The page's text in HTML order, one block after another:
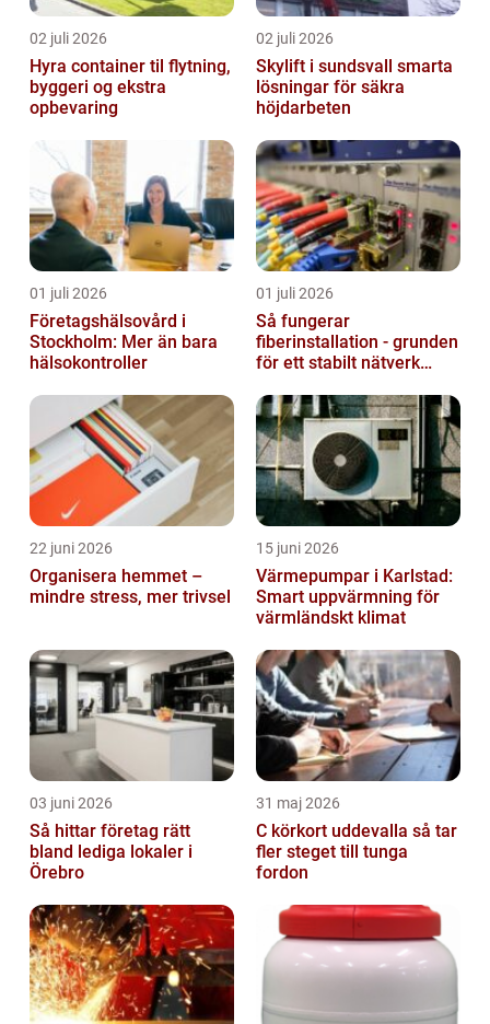
02 juli 2026
Hyra container til flytning,
byggeri og ekstra
opbevaring
02 juli 2026
Skylift i sundsvall smarta
lösningar för säkra
höjdarbeten
01 juli 2026
Företagshälsovård i
Stockholm: Mer än bara
hälsokontroller
01 juli 2026
Så fungerar
fiberinstallation - grunden
för ett stabilt nätverk
22 juni 2026
Organisera hemmet –
mindre stress, mer trivsel
15 juni 2026
Värmepumpar i Karlstad:
Smart uppvärmning för
värmländskt klimat
03 juni 2026
Så hittar företag rätt
bland lediga lokaler i
Örebro
31 maj 2026
C körkort uddevalla så tar
fler steget till tunga
fordon